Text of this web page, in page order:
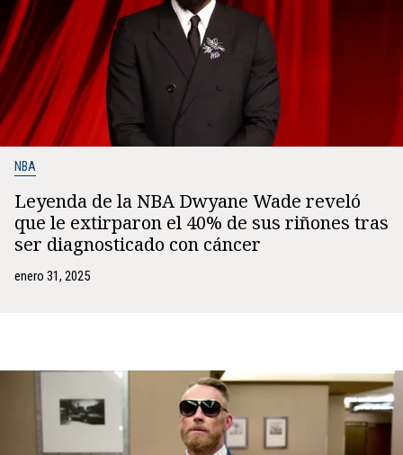
NBA
Leyenda de la NBA Dwyane Wade reveló
que le extirparon el 40% de sus riñones tras
ser diagnosticado con cáncer
enero 31, 2025